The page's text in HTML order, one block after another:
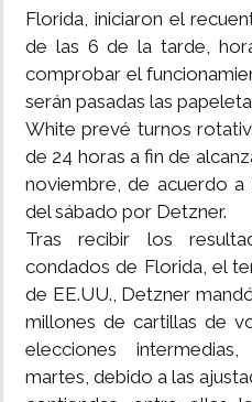
Florida, iniciaron el
de las 6 de la tarde,
comprobar el
serán pasadas las
White prevé turnos
de 24 horas a fin de
noviembre, de acuerdo
del sábado por Detzner.
Tras recibir los
condados de Florida, el
de EE.UU., Detzner
millones de cartillas de
elecciones
martes, debido a las